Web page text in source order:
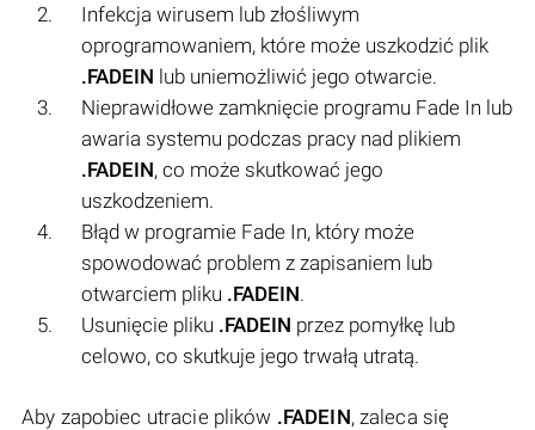
Infekcja wirusem lub złośliwym
oprogramowaniem, które może uszkodzić plik
.FADEIN lub uniemożliwić jego otwarcie.
Nieprawidłowe zamknięcie programu Fade In lub
awaria systemu podczas pracy nad plikiem
.FADEIN, co może skutkować jego
uszkodzeniem.
Błąd w programie Fade In, który może
spowodować problem z zapisaniem lub
otwarciem pliku .FADEIN.
Usunięcie pliku .FADEIN przez pomyłkę lub
celowo, co skutkuje jego trwałą utratą.
Aby zapobiec utracie plików .FADEIN, zaleca się